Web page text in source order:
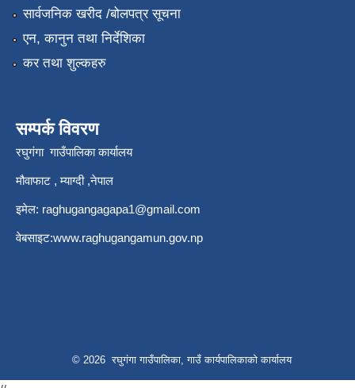
सार्वजनिक खरीद /बोलपत्र सूचना
एन, कानुन तथा निर्देशिका
कर तथा शुल्कहरु
सम्पर्क विवरण
रघुगंगा गाउँपालिका कार्यालय
मौवाफाट , म्याग्दी ,नेपाल
इमेल: raghugangagapa1@gmail.com
वेबसाइट:www.raghugangamun.gov.np
© 2026 रघुगंगा गाउँपालिका, गाउँ कार्यपालिकाको कार्यालय